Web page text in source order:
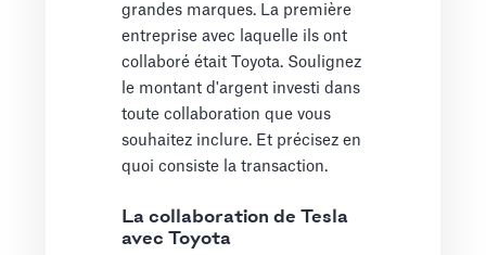
grandes marques. La première
entreprise avec laquelle ils ont
collaboré était Toyota. Soulignez
le montant d'argent investi dans
toute collaboration que vous
souhaitez inclure. Et précisez en
quoi consiste la transaction.
La collaboration de Tesla
avec Toyota